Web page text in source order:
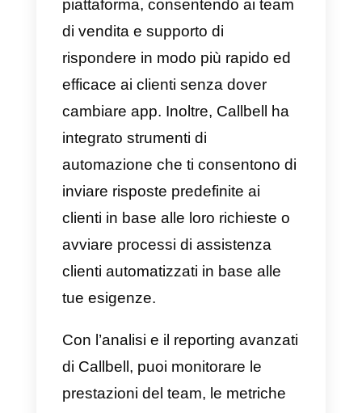
comunicazione tra aziende e
clienti attraverso piattaforme di
messaggistica. È uno strumento
di chat collaborativo a cui le
aziende possono collegare la
account WhatsApp tramite
WhatsApp Business,Instagram
BusinesseTelegram per
centralizzare i canali di supporto
fornire una migliore esperienza al
cliente finale, il tutto in una
soluzione centralizzata.